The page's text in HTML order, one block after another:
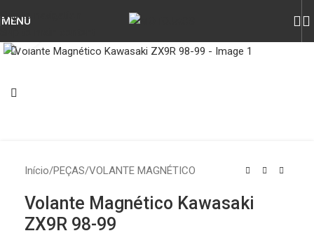
Skip to navigation
MENU
Início/PEÇAS/VOLANTE MAGNÉTICO
Volante Magnético Kawasaki
ZX9R 98-99